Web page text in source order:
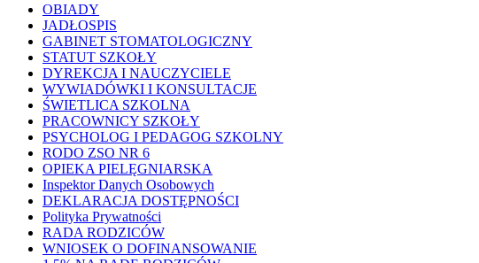
OBIADY
JADŁOSPIS
GABINET STOMATOLOGICZNY
STATUT SZKOŁY
DYREKCJA I NAUCZYCIELE
WYWIADÓWKI I KONSULTACJE
ŚWIETLICA SZKOLNA
PRACOWNICY SZKOŁY
PSYCHOLOG I PEDAGOG SZKOLNY
RODO ZSO NR 6
OPIEKA PIELĘGNIARSKA
Inspektor Danych Osobowych
DEKLARACJA DOSTĘPNOŚCI
Polityka Prywatności
RADA RODZICÓW
WNIOSEK O DOFINANSOWANIE